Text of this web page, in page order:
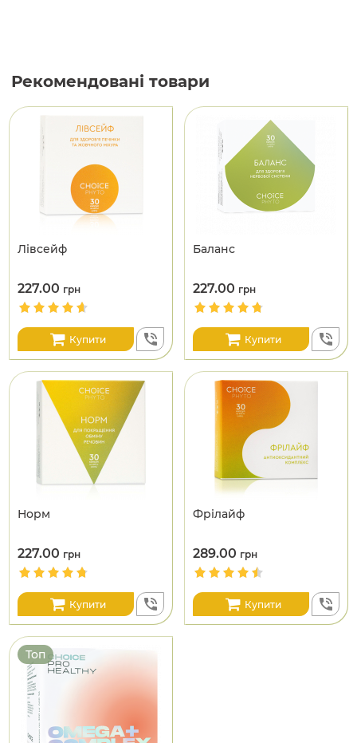
Рекомендовані товари
Лівсейф
227.00 грн
Купити
Баланс
227.00 грн
Купити
Норм
227.00 грн
Купити
Фрілайф
289.00 грн
Купити
Топ